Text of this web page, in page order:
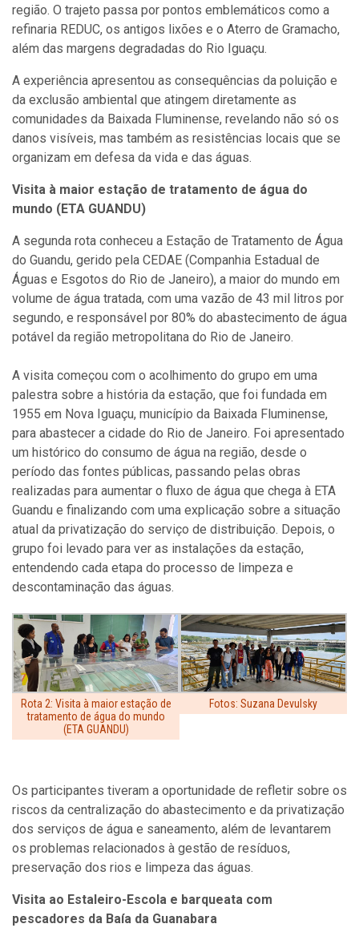
região. O trajeto passa por pontos emblemáticos como a
refinaria REDUC, os antigos lixões e o Aterro de Gramacho,
além das margens degradadas do Rio Iguaçu.
A experiência apresentou as consequências da poluição e
da exclusão ambiental que atingem diretamente as
comunidades da Baixada Fluminense, revelando não só os
danos visíveis, mas também as resistências locais que se
organizam em defesa da vida e das águas.
Visita à maior estação de tratamento de água do
mundo (ETA GUANDU)
A segunda rota conheceu a Estação de Tratamento de Água
do Guandu, gerido pela CEDAE (Companhia Estadual de
Águas e Esgotos do Rio de Janeiro), a maior do mundo em
volume de água tratada, com uma vazão de 43 mil litros por
segundo, e responsável por 80% do abastecimento de água
potável da região metropolitana do Rio de Janeiro.
A visita começou com o acolhimento do grupo em uma
palestra sobre a história da estação, que foi fundada em
1955 em Nova Iguaçu, município da Baixada Fluminense,
para abastecer a cidade do Rio de Janeiro. Foi apresentado
um histórico do consumo de água na região, desde o
período das fontes públicas, passando pelas obras
realizadas para aumentar o fluxo de água que chega à ETA
Guandu e finalizando com uma explicação sobre a situação
atual da privatização do serviço de distribuição. Depois, o
grupo foi levado para ver as instalações da estação,
entendendo cada etapa do processo de limpeza e
descontaminação das águas.
Rota 2: Visita à maior estação de
tratamento de água do mundo
(ETA GUANDU)
Fotos: Suzana Devulsky
Os participantes tiveram a oportunidade de refletir sobre os
riscos da centralização do abastecimento e da privatização
dos serviços de água e saneamento, além de levantarem
os problemas relacionados à gestão de resíduos,
preservação dos rios e limpeza das águas.
Visita ao Estaleiro-Escola e barqueata com
pescadores da Baía da Guanabara